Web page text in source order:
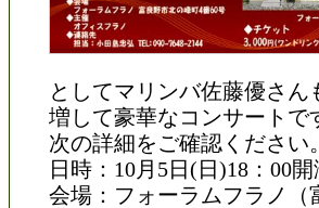
としてマリンバ佐藤優さ
増して豪華なコンサートで
次の詳細をご確認ください。
日時：10月5日(日)18：00開
会場：フォーラムフラノ（